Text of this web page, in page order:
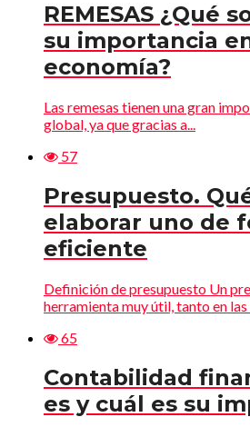
REMESAS ¿Qué
su importancia
economía?
Las remesas tienen una gran
global, ya que gracias a...
57
Presupuesto.
elaborar uno de
eficiente
Definición de presupuesto Un
herramienta muy útil, tanto en las
65
Contabilidad
es y cuál es su